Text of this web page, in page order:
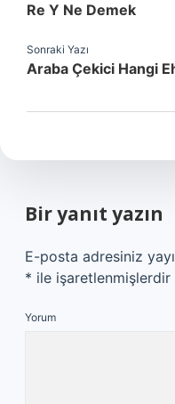
Re Y Ne Demek
Sonraki Yazı
Araba Çekici Hangi
Bir yanıt yazın
E-posta adresiniz
* ile işaretlenmişlerdir
Yorum